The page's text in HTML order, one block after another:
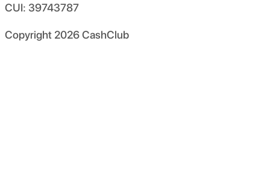
CUI: 39743787
Copyright 2026CashClub